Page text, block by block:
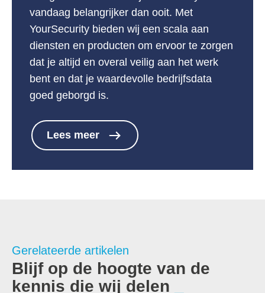
vandaag belangrijker dan ooit. Met
YourSecurity bieden wij een scala aan
diensten en producten om ervoor te zorgen
dat je altijd en overal veilig aan het werk
bent en dat je waardevolle bedrijfsdata
goed geborgd is.
Lees meer
Gerelateerde artikelen
Blijf op de hoogte van de
kennis die wij delen